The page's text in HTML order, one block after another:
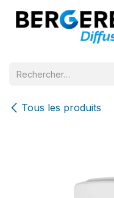
Se rendre au contenu
Tous les produits